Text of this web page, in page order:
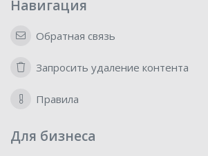
Навигация
Обратная связь
Запросить удаление контента
Правила
Для бизнеса